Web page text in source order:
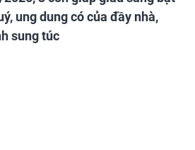
ung dung có của đầy nhà,
sung túc